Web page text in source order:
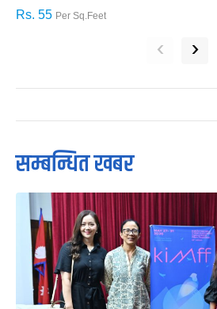
Rs. 55 Per Sq.Feet
‹ ›
सम्बन्धित खबर